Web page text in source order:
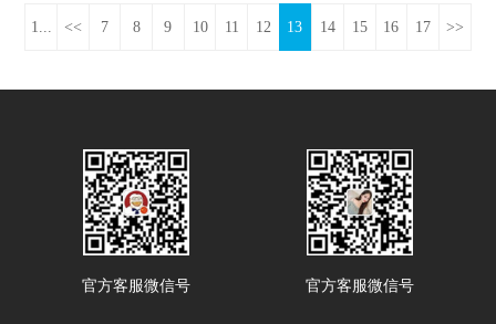
限公司、深圳市大地利
械工业(深圳)有限公
王精细化工科技有限公
司、深圳市日东缝纫设
备有限公司、深圳市鹏
诚缝制设备有限公司、
司、深圳市金丰针车行
核心技术的组合为基
器、光电三大事业。
1... << 7 8 9 10 11 12 13 14 15 16 17 >>
官方客服微信号 官方客服微信号